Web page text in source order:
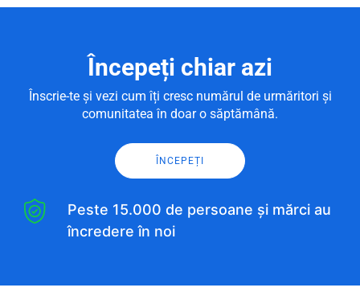
Începeți chiar azi
Înscrie-te și vezi cum îți cresc numărul de urmăritori și
comunitatea în doar o săptămână.
ÎNCEPEȚI
Peste 15.000 de persoane și mărci au
încredere în noi